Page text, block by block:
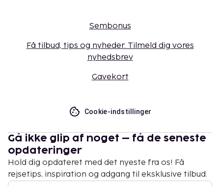
Sembonus
Få tilbud, tips og nyheder. Tilmeld dig vores
nyhedsbrev
Gavekort
Cookie-indstillinger
Gå ikke glip af noget – få de seneste
opdateringer
Hold dig opdateret med det nyeste fra os! Få
rejsetips, inspiration og adgang til eksklusive tilbud.